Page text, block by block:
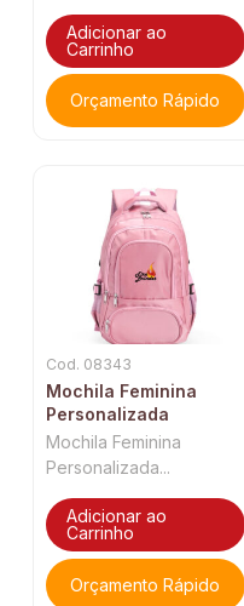
Adicionar ao
Carrinho
Orçamento Rápido
Cod. 08343
Mochila Feminina
Personalizada
Mochila Feminina
Personalizada...
Adicionar ao
Carrinho
Orçamento Rápido